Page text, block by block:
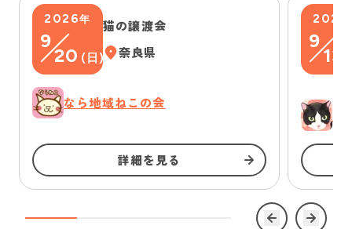
2026年
9
20 ( 日)
猫の譲渡会
奈良県
なら地域ねこの会
詳細を見る
2026
9
13
ゆ